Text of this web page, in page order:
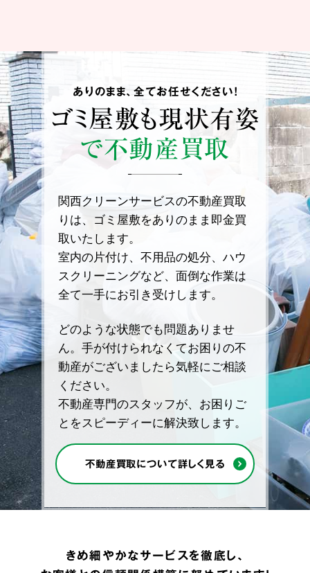
ありのまま、全てお任せください！
ゴミ屋敷も現状有姿
で不動産買取
関西クリーンサービスの不動産買取
りは、ゴミ屋敷をありのまま即金買
取いたします。
室内の片付け、不用品の処分、ハウ
スクリーニングなど、面倒な作業は
全て一手にお引き受けします。
どのような状態でも問題ありませ
ん。手が付けられなくてお困りの不
動産がございましたら気軽にご相談
ください。
不動産専門のスタッフが、お困りご
とをスピーディーに解決致します。
不動産買取について詳しく見る
きめ細やかなサービスを徹底し、